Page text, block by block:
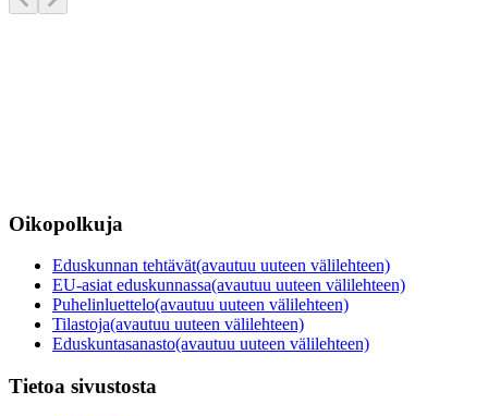
Oikopolkuja
Eduskunnan tehtävät(avautuu uuteen välilehteen)
EU-asiat eduskunnassa(avautuu uuteen välilehteen)
Puhelinluettelo(avautuu uuteen välilehteen)
Tilastoja(avautuu uuteen välilehteen)
Eduskuntasanasto(avautuu uuteen välilehteen)
Tietoa sivustosta